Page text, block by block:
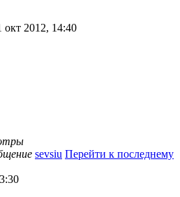
окт 2012, 14:40
sevsiu Перейти к последнему